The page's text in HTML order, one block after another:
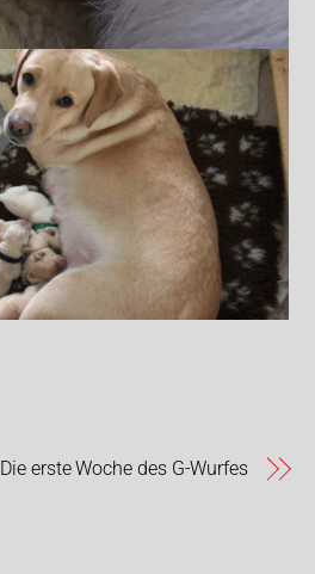
Die erste Woche des G-Wurfes